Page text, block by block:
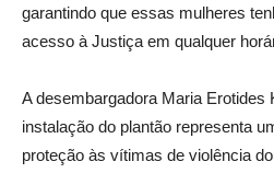
garantindo que essas mulheres
acesso à Justiça em qualquer
A desembargadora Maria Erotides
instalação do plantão representa
proteção às vítimas de violência